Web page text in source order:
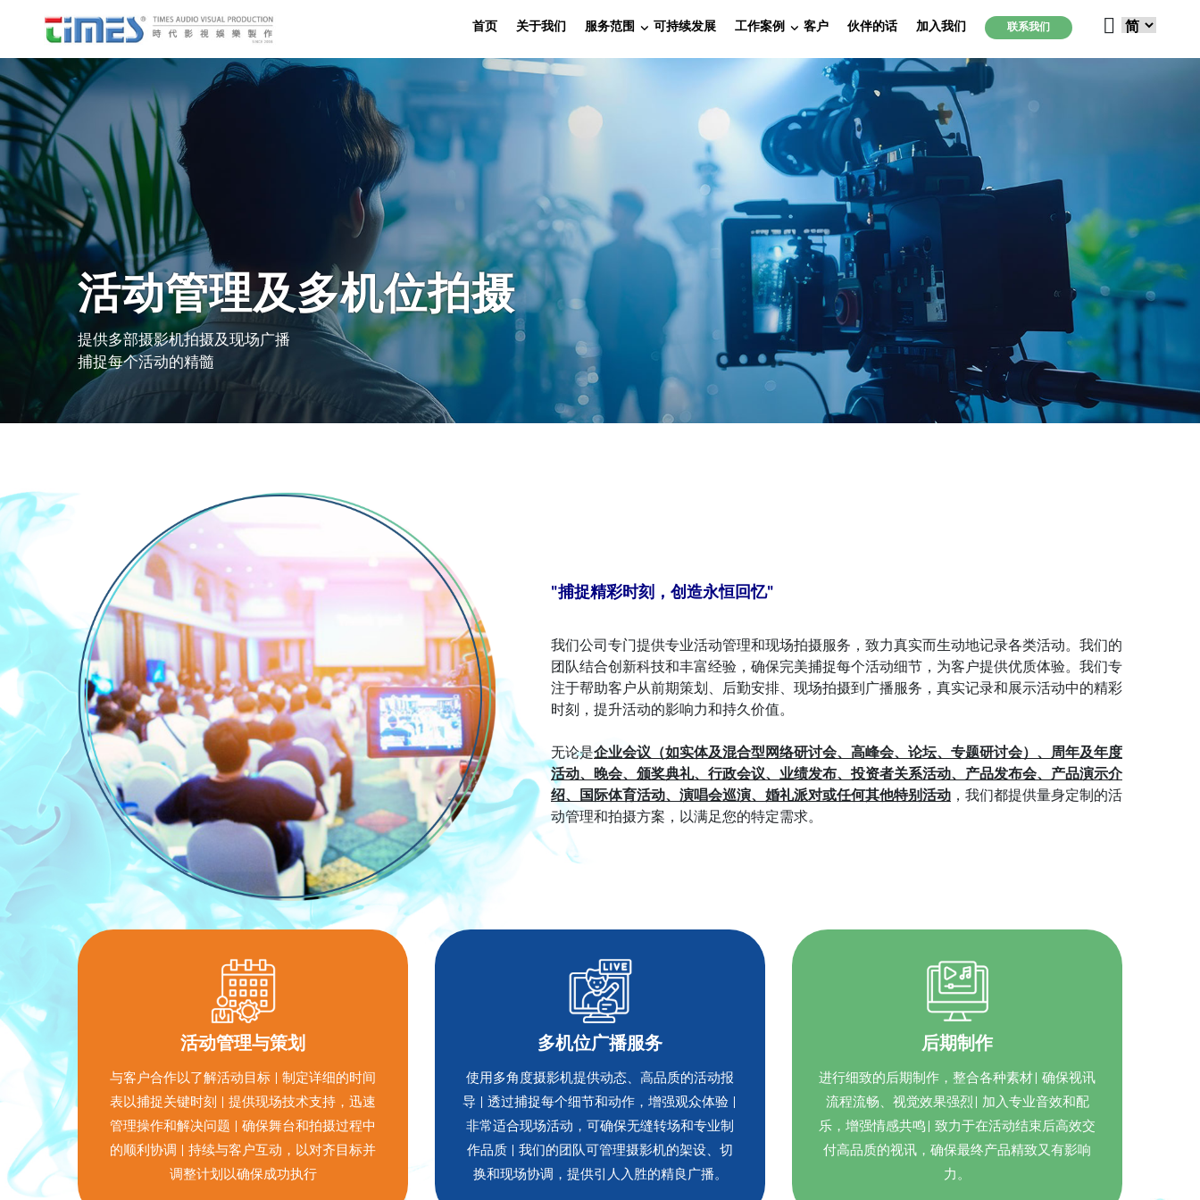
首页 关于我们 服务范围 可持续发展 工作案例 客户 伙伴的话 加入我们 联系我们
活动管理及多机位拍摄
提供多部摄影机拍摄及现场广播
捕捉每个活动的精髓
"捕捉精彩时刻，创造永恒回忆"
我们公司专门提供专业活动管理和现场拍摄服务，致力真实而生动地记录各类活动。我们的
团队结合创新科技和丰富经验，确保完美捕捉每个活动细节，为客户提供优质体验。我们专
注于帮助客户从前期策划、后勤安排、现场拍摄到广播服务，真实记录和展示活动中的精彩
时刻，提升活动的影响力和持久价值。
无论是企业会议（如实体及混合型网络研讨会、 高峰会、论坛、专题研讨会）、周年及年度
活动、晚会、颁奖典礼、行政会议、业绩发布、投资者关系活动、产品发布会、产品演示介
绍、国际体育活动、演唱会巡演、婚礼派对或任何其他特别活动 ，我们都提供量身定制的活
动管理和拍摄方案，以满足您的特定需求。
活动管理与策划
与客户合作以了解活动目标 | 制定详细的时间
表以捕捉关键时刻 | 提供现场技术支持，迅速
管理操作和解决问题 | 确保舞台和拍摄过程中
的顺利协调 | 持续与客户互动，以对齐目标并
调整计划以确保成功执行
多机位广播服务
使用多角度摄影机提供动态、高品质的活动报
导 | 透过捕捉每个细节和动作，增强观众体验 |
非常适合现场活动，可确保无缝转场和专业制
作品质 | 我们的团队可管理摄影机的架设、切
换和现场协调，提供引人入胜的精良广播。
后期制作
进行细致的后期制作，整合各种素材| 确保视讯
流程流畅、视觉效果强烈| 加入专业音效和配
乐，增强情感共鸣| 致力于在活动结束后高效交
付高品质的视讯，确保最终产品精致又有影响
力。